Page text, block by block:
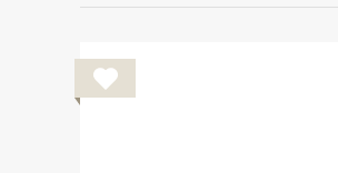
> Bekijk volledig aanbod